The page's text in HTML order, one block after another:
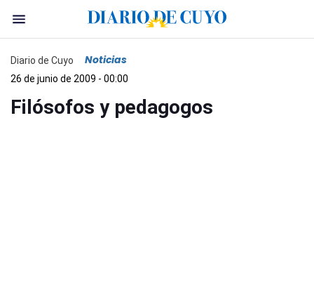
Diario de Cuyo Noticias
26 de junio de 2009 - 00:00
Filósofos y pedagogos